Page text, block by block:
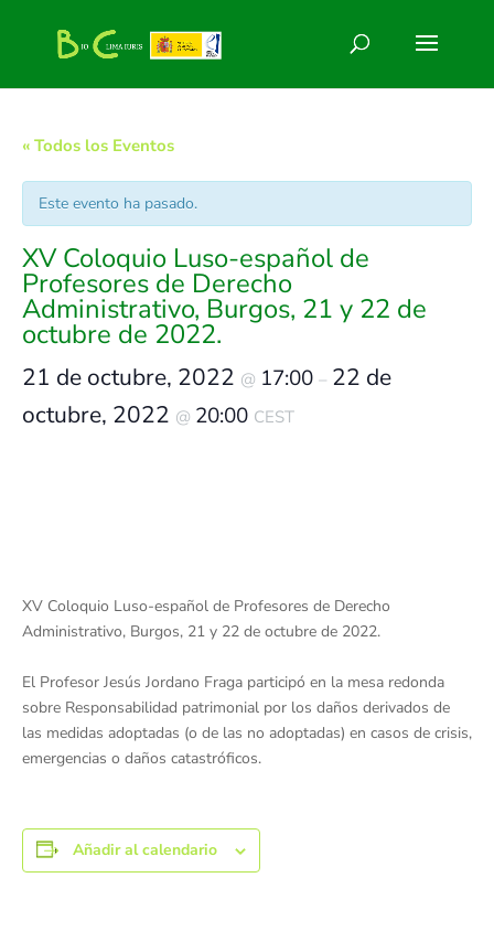
« Todos los Eventos
Este evento ha pasado.
XV Coloquio Luso-español de
Profesores de Derecho
Administrativo, Burgos, 21 y 22 de
octubre de 2022.
21 de octubre, 2022 @ 17:00 – 22 de
octubre, 2022 @ 20:00 CEST
XV Coloquio Luso-español de Profesores de Derecho
Administrativo, Burgos, 21 y 22 de octubre de 2022.
El Profesor Jesús Jordano Fraga participó en la mesa redonda
sobre Responsabilidad patrimonial por los daños derivados de
las medidas adoptadas (o de las no adoptadas) en casos de crisis,
emergencias o daños catastróficos.
Añadir al calendario